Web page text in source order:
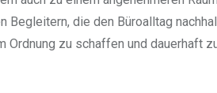
Begleitern, die den Büroalltag
zu schaffen und dauerhaft